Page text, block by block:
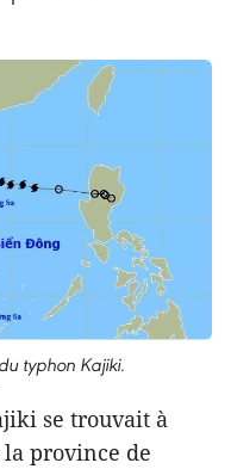
typhon Kajiki.
se trouvait à
province de